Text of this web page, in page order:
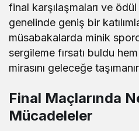
final karşılaşmaları ve
genelinde geniş bir
müsabakalarda minik
sergileme fırsatı buldu
mirasını geleceğe
Final Maçlarında
Mücadeleler